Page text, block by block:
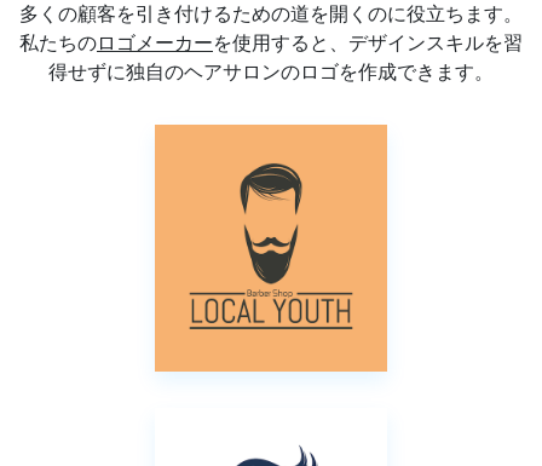
多くの顧客を引き付けるための道を開くのに役立ちます。
私たちのロゴメーカーを使用すると、デザインスキルを習
得せずに独自のヘアサロンのロゴを作成できます。